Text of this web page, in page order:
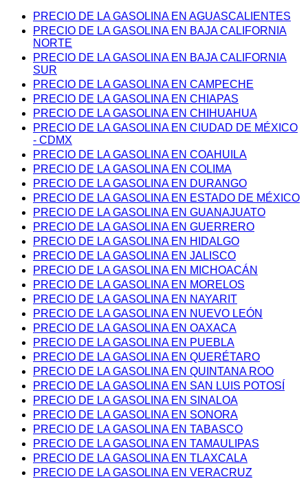
PRECIO DE LA GASOLINA EN AGUASCALIENTES
PRECIO DE LA GASOLINA EN BAJA CALIFORNIA
NORTE
PRECIO DE LA GASOLINA EN BAJA CALIFORNIA
SUR
PRECIO DE LA GASOLINA EN CAMPECHE
PRECIO DE LA GASOLINA EN CHIAPAS
PRECIO DE LA GASOLINA EN CHIHUAHUA
PRECIO DE LA GASOLINA EN CIUDAD DE MÉXICO
- CDMX
PRECIO DE LA GASOLINA EN COAHUILA
PRECIO DE LA GASOLINA EN COLIMA
PRECIO DE LA GASOLINA EN DURANGO
PRECIO DE LA GASOLINA EN ESTADO DE MÉXICO
PRECIO DE LA GASOLINA EN GUANAJUATO
PRECIO DE LA GASOLINA EN GUERRERO
PRECIO DE LA GASOLINA EN HIDALGO
PRECIO DE LA GASOLINA EN JALISCO
PRECIO DE LA GASOLINA EN MICHOACÁN
PRECIO DE LA GASOLINA EN MORELOS
PRECIO DE LA GASOLINA EN NAYARIT
PRECIO DE LA GASOLINA EN NUEVO LEÓN
PRECIO DE LA GASOLINA EN OAXACA
PRECIO DE LA GASOLINA EN PUEBLA
PRECIO DE LA GASOLINA EN QUERÉTARO
PRECIO DE LA GASOLINA EN QUINTANA ROO
PRECIO DE LA GASOLINA EN SAN LUIS POTOSÍ
PRECIO DE LA GASOLINA EN SINALOA
PRECIO DE LA GASOLINA EN SONORA
PRECIO DE LA GASOLINA EN TABASCO
PRECIO DE LA GASOLINA EN TAMAULIPAS
PRECIO DE LA GASOLINA EN TLAXCALA
PRECIO DE LA GASOLINA EN VERACRUZ